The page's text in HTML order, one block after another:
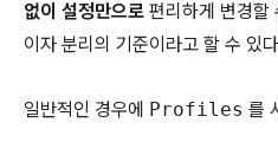
없이 설정만으로 편리하게 변경할
이자 분리의 기준이라고 할 수 있
일반적인 경우에 Profiles 를